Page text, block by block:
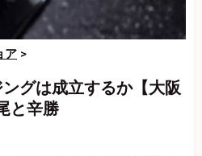
ア >
グは成立するか【大阪
と辛勝